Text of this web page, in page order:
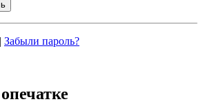
| Забыли пароль?